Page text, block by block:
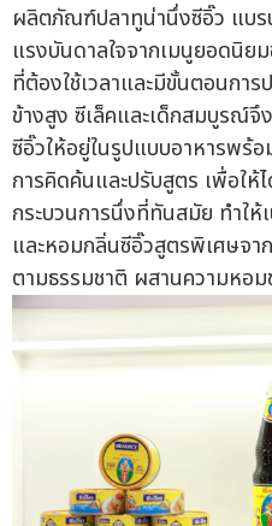
ผลิตภัณฑ์ปลาทูน่านึ่งซีอิ๊ว แบ
แรงบันดาลใจจากเมนูยอดนิย
ที่ต้องใช้เวลาและมีขั้นตอนกา
ข้างสูง ซีเล็คและเด็กสมบูรณ์
ซีอิ๊วให้อยู่ในรูปแบบอาหารพร้อ
การคิดค้นและปรับสูตร เพื่อใ
กระบวนการนึ่งที่ทันสมัย ทำใ
และหอมกลิ่นซีอิ๊วสูตรพิเศษจ
ตามธรรมชาติ ผสานความหอ